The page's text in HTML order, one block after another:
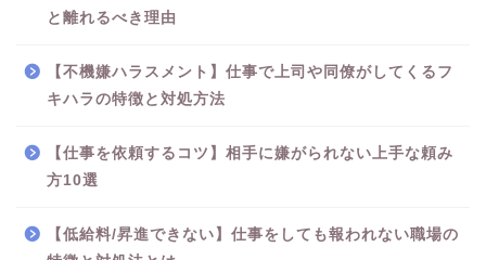
と離れるべき理由
【不機嫌ハラスメント】仕事で上司や同僚がしてくるフ
キハラの特徴と対処方法
【仕事を依頼するコツ】相手に嫌がられない上手な頼み
方10選
【低給料/昇進できない】仕事をしても報われない職場の